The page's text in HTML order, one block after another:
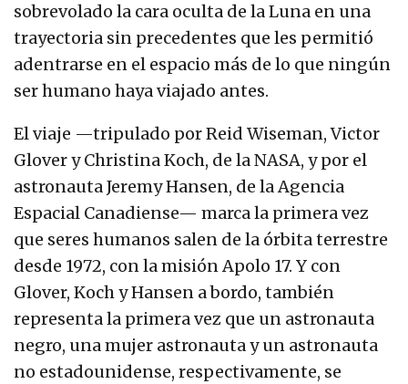
sobrevolado la cara oculta de la Luna en una
trayectoria sin precedentes que les permitió
adentrarse en el espacio más de lo que ningún
ser humano haya viajado antes.
El viaje —tripulado por Reid Wiseman, Victor
Glover y Christina Koch, de la NASA, y por el
astronauta Jeremy Hansen, de la Agencia
Espacial Canadiense— marca la primera vez
que seres humanos salen de la órbita terrestre
desde 1972, con la misión Apolo 17. Y con
Glover, Koch y Hansen a bordo, también
representa la primera vez que un astronauta
negro, una mujer astronauta y un astronauta
no estadounidense, respectivamente, se